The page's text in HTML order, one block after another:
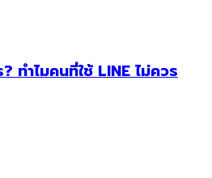
ทำไมคนที่ใช้ LINE ไม่ควร